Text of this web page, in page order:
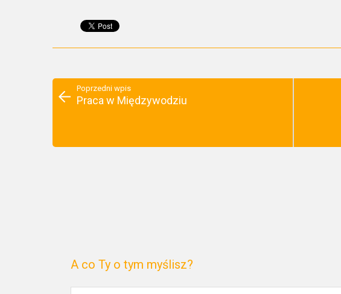
Poprzedni wpis
Praca w Międzywodziu
A co Ty o tym myślisz?